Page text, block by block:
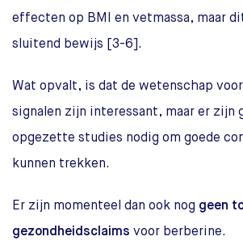
effecten op BMI en vetmassa, maar
sluitend bewijs [3-6].
Wat opvalt, is dat de wetenschap
signalen zijn interessant, maar er zijn
opgezette studies nodig om goede
kunnen trekken.
Er zijn momenteel dan ook nog geen
gezondheidsclaims voor berberine.